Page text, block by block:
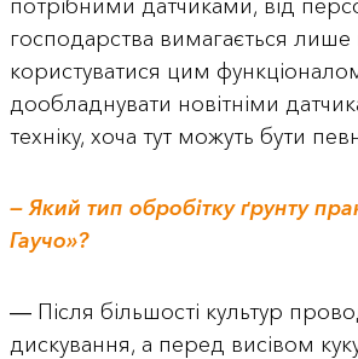
потрібними датчиками, від
господарства вимагається лише
користуватися цим
дообладнувати новітніми
техніку, хоча тут можуть бути
— Який тип обробітку ґрунту
Гаучо»?
― Після більшості культур
дискування, а перед висівом